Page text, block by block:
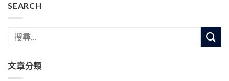
SEARCH
文章分類